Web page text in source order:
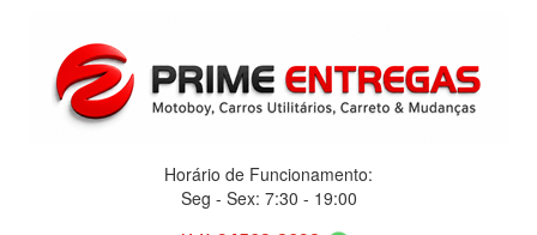
Horário de Funcionamento:
Seg - Sex: 7:30 - 19:00